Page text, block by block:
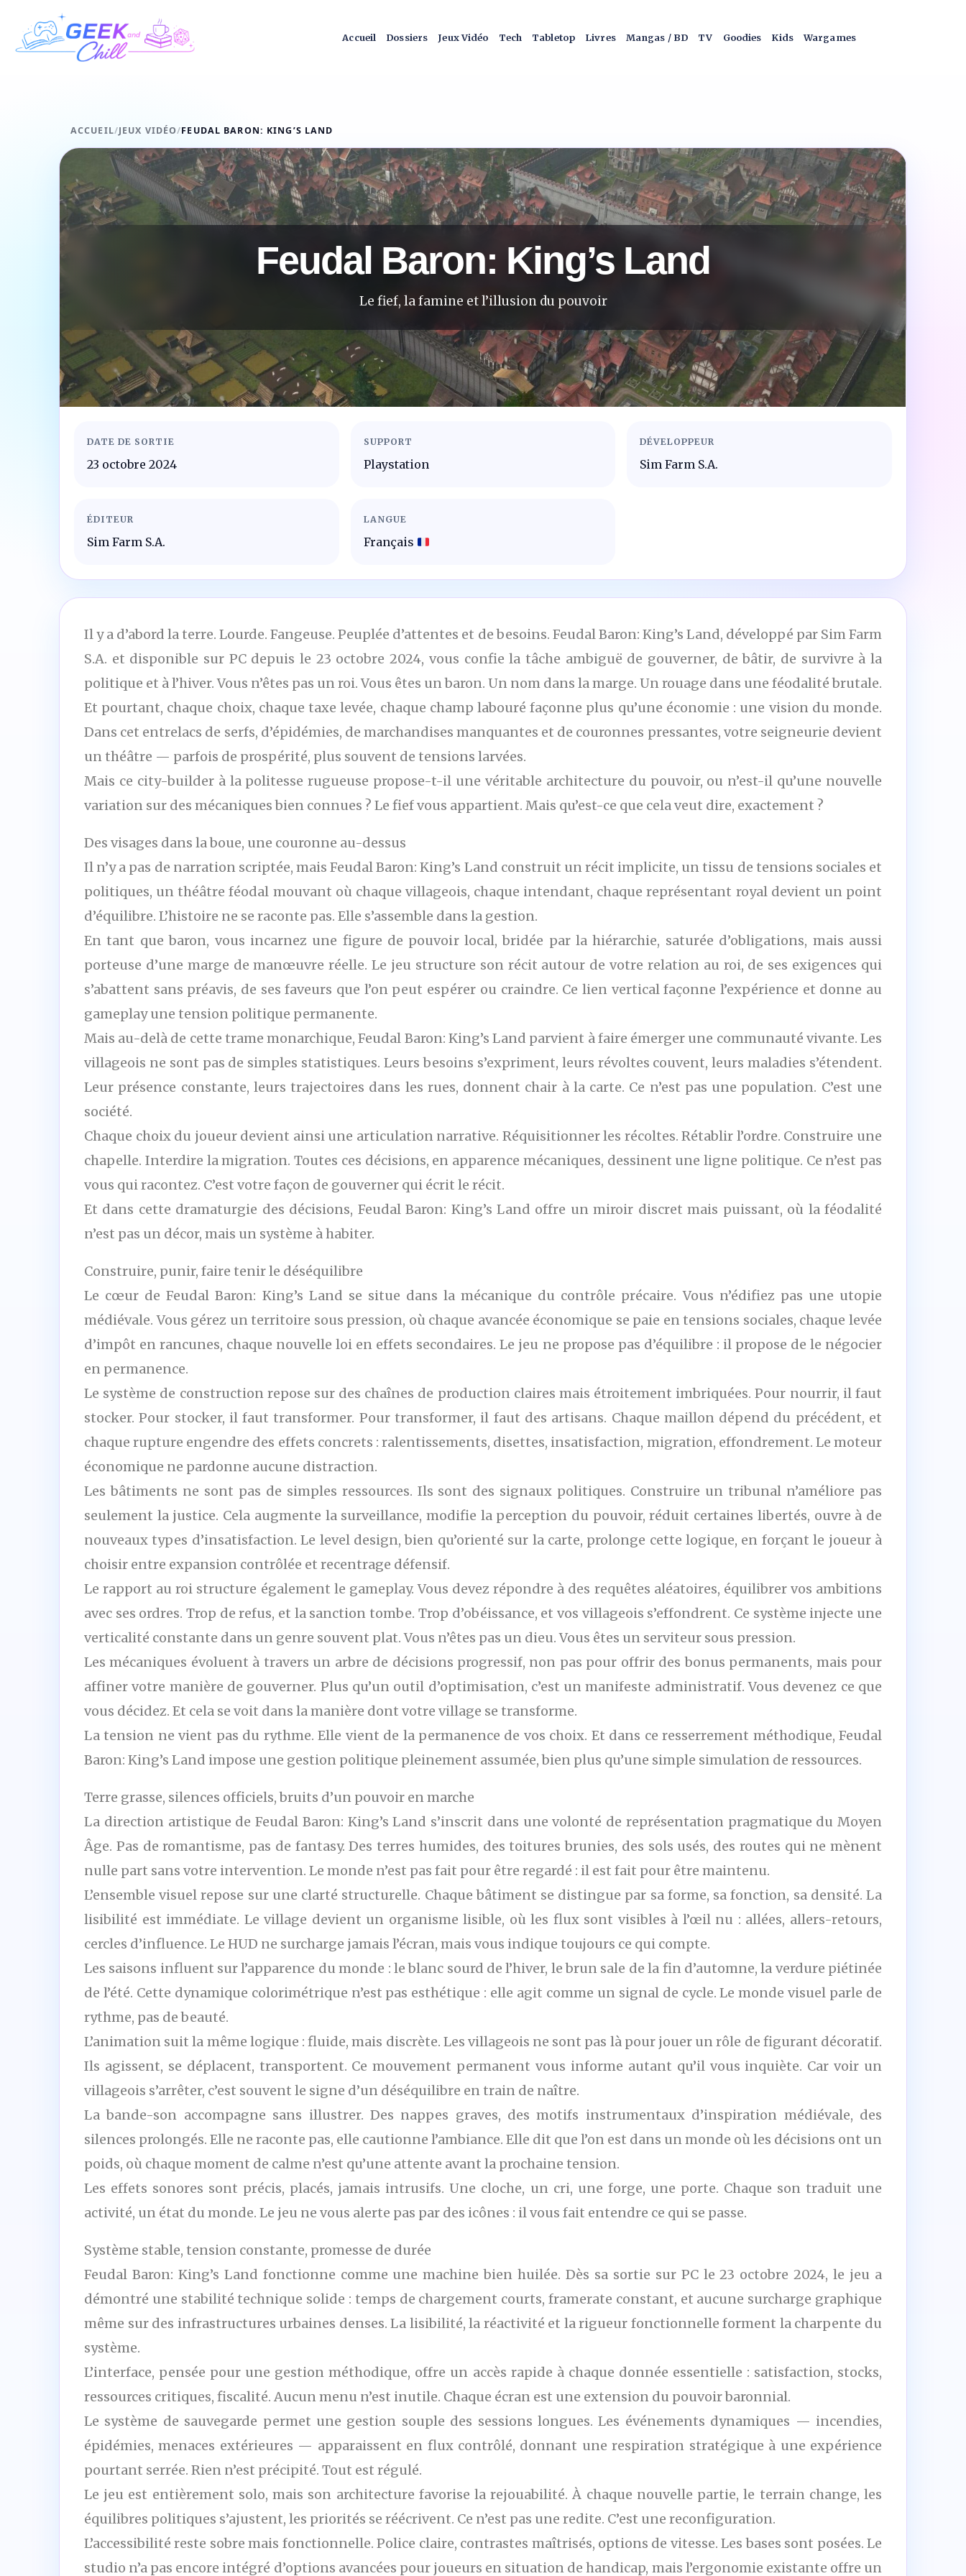
Aller au contenu
Accueil Dossiers Jeux Vidéo Tech Tabletop Livres Mangas / BD TV Goodies Kids Wargames
ACCUEIL/JEUX VIDÉO/FEUDAL BARON: KING’S LAND
Feudal Baron: King’s Land
Le fief, la famine et l’illusion du pouvoir
DATE DE SORTIE
23 octobre 2024
SUPPORT
Playstation
DÉVELOPPEUR
Sim Farm S.A.
ÉDITEUR
Sim Farm S.A.
LANGUE
Français
Il y a d’abord la terre. Lourde. Fangeuse. Peuplée d’attentes et de besoins. Feudal Baron: King’s Land, développé par Sim Farm
S.A. et disponible sur PC depuis le 23 octobre 2024, vous confie la tâche ambiguë de gouverner, de bâtir, de survivre à la
politique et à l’hiver. Vous n’êtes pas un roi. Vous êtes un baron. Un nom dans la marge. Un rouage dans une féodalité brutale.
Et pourtant, chaque choix, chaque taxe levée, chaque champ labouré façonne plus qu’une économie : une vision du monde.
Dans cet entrelacs de serfs, d’épidémies, de marchandises manquantes et de couronnes pressantes, votre seigneurie devient
un théâtre — parfois de prospérité, plus souvent de tensions larvées.
Mais ce city-builder à la politesse rugueuse propose-t-il une véritable architecture du pouvoir, ou n’est-il qu’une nouvelle
variation sur des mécaniques bien connues ? Le fief vous appartient. Mais qu’est-ce que cela veut dire, exactement ?
Des visages dans la boue, une couronne au-dessus
Il n’y a pas de narration scriptée, mais Feudal Baron: King’s Land construit un récit implicite, un tissu de tensions sociales et
politiques, un théâtre féodal mouvant où chaque villageois, chaque intendant, chaque représentant royal devient un point
d’équilibre. L’histoire ne se raconte pas. Elle s’assemble dans la gestion.
En tant que baron, vous incarnez une figure de pouvoir local, bridée par la hiérarchie, saturée d’obligations, mais aussi
porteuse d’une marge de manœuvre réelle. Le jeu structure son récit autour de votre relation au roi, de ses exigences qui
s’abattent sans préavis, de ses faveurs que l’on peut espérer ou craindre. Ce lien vertical façonne l’expérience et donne au
gameplay une tension politique permanente.
Mais au-delà de cette trame monarchique, Feudal Baron: King’s Land parvient à faire émerger une communauté vivante. Les
villageois ne sont pas de simples statistiques. Leurs besoins s’expriment, leurs révoltes couvent, leurs maladies s’étendent.
Leur présence constante, leurs trajectoires dans les rues, donnent chair à la carte. Ce n’est pas une population. C’est une
société.
Chaque choix du joueur devient ainsi une articulation narrative. Réquisitionner les récoltes. Rétablir l’ordre. Construire une
chapelle. Interdire la migration. Toutes ces décisions, en apparence mécaniques, dessinent une ligne politique. Ce n’est pas
vous qui racontez. C’est votre façon de gouverner qui écrit le récit.
Et dans cette dramaturgie des décisions, Feudal Baron: King’s Land offre un miroir discret mais puissant, où la féodalité
n’est pas un décor, mais un système à habiter.
Construire, punir, faire tenir le déséquilibre
Le cœur de Feudal Baron: King’s Land se situe dans la mécanique du contrôle précaire. Vous n’édifiez pas une utopie
médiévale. Vous gérez un territoire sous pression, où chaque avancée économique se paie en tensions sociales, chaque levée
d’impôt en rancunes, chaque nouvelle loi en effets secondaires. Le jeu ne propose pas d’équilibre : il propose de le négocier
en permanence.
Le système de construction repose sur des chaînes de production claires mais étroitement imbriquées. Pour nourrir, il faut
stocker. Pour stocker, il faut transformer. Pour transformer, il faut des artisans. Chaque maillon dépend du précédent, et
chaque rupture engendre des effets concrets : ralentissements, disettes, insatisfaction, migration, effondrement. Le moteur
économique ne pardonne aucune distraction.
Les bâtiments ne sont pas de simples ressources. Ils sont des signaux politiques. Construire un tribunal n’améliore pas
seulement la justice. Cela augmente la surveillance, modifie la perception du pouvoir, réduit certaines libertés, ouvre à de
nouveaux types d’insatisfaction. Le level design, bien qu’orienté sur la carte, prolonge cette logique, en forçant le joueur à
choisir entre expansion contrôlée et recentrage défensif.
Le rapport au roi structure également le gameplay. Vous devez répondre à des requêtes aléatoires, équilibrer vos ambitions
avec ses ordres. Trop de refus, et la sanction tombe. Trop d’obéissance, et vos villageois s’effondrent. Ce système injecte une
verticalité constante dans un genre souvent plat. Vous n’êtes pas un dieu. Vous êtes un serviteur sous pression.
Les mécaniques évoluent à travers un arbre de décisions progressif, non pas pour offrir des bonus permanents, mais pour
affiner votre manière de gouverner. Plus qu’un outil d’optimisation, c’est un manifeste administratif. Vous devenez ce que
vous décidez. Et cela se voit dans la manière dont votre village se transforme.
La tension ne vient pas du rythme. Elle vient de la permanence de vos choix. Et dans ce resserrement méthodique, Feudal
Baron: King’s Land impose une gestion politique pleinement assumée, bien plus qu’une simple simulation de ressources.
Terre grasse, silences officiels, bruits d’un pouvoir en marche
La direction artistique de Feudal Baron: King’s Land s’inscrit dans une volonté de représentation pragmatique du Moyen
Âge. Pas de romantisme, pas de fantasy. Des terres humides, des toitures brunies, des sols usés, des routes qui ne mènent
nulle part sans votre intervention. Le monde n’est pas fait pour être regardé : il est fait pour être maintenu.
L’ensemble visuel repose sur une clarté structurelle. Chaque bâtiment se distingue par sa forme, sa fonction, sa densité. La
lisibilité est immédiate. Le village devient un organisme lisible, où les flux sont visibles à l’œil nu : allées, allers-retours,
cercles d’influence. Le HUD ne surcharge jamais l’écran, mais vous indique toujours ce qui compte.
Les saisons influent sur l’apparence du monde : le blanc sourd de l’hiver, le brun sale de la fin d’automne, la verdure piétinée
de l’été. Cette dynamique colorimétrique n’est pas esthétique : elle agit comme un signal de cycle. Le monde visuel parle de
rythme, pas de beauté.
L’animation suit la même logique : fluide, mais discrète. Les villageois ne sont pas là pour jouer un rôle de figurant décoratif.
Ils agissent, se déplacent, transportent. Ce mouvement permanent vous informe autant qu’il vous inquiète. Car voir un
villageois s’arrêter, c’est souvent le signe d’un déséquilibre en train de naître.
La bande-son accompagne sans illustrer. Des nappes graves, des motifs instrumentaux d’inspiration médiévale, des
silences prolongés. Elle ne raconte pas, elle cautionne l’ambiance. Elle dit que l’on est dans un monde où les décisions ont un
poids, où chaque moment de calme n’est qu’une attente avant la prochaine tension.
Les effets sonores sont précis, placés, jamais intrusifs. Une cloche, un cri, une forge, une porte. Chaque son traduit une
activité, un état du monde. Le jeu ne vous alerte pas par des icônes : il vous fait entendre ce qui se passe.
Système stable, tension constante, promesse de durée
Feudal Baron: King’s Land fonctionne comme une machine bien huilée. Dès sa sortie sur PC le 23 octobre 2024, le jeu a
démontré une stabilité technique solide : temps de chargement courts, framerate constant, et aucune surcharge graphique
même sur des infrastructures urbaines denses. La lisibilité, la réactivité et la rigueur fonctionnelle forment la charpente du
système.
L’interface, pensée pour une gestion méthodique, offre un accès rapide à chaque donnée essentielle : satisfaction, stocks,
ressources critiques, fiscalité. Aucun menu n’est inutile. Chaque écran est une extension du pouvoir baronnial.
Le système de sauvegarde permet une gestion souple des sessions longues. Les événements dynamiques — incendies,
épidémies, menaces extérieures — apparaissent en flux contrôlé, donnant une respiration stratégique à une expérience
pourtant serrée. Rien n’est précipité. Tout est régulé.
Le jeu est entièrement solo, mais son architecture favorise la rejouabilité. À chaque nouvelle partie, le terrain change, les
équilibres politiques s’ajustent, les priorités se réécrivent. Ce n’est pas une redite. C’est une reconfiguration.
L’accessibilité reste sobre mais fonctionnelle. Police claire, contrastes maîtrisés, options de vitesse. Les bases sont posées. Le
studio n’a pas encore intégré d’options avancées pour joueurs en situation de handicap, mais l’ergonomie existante offre un